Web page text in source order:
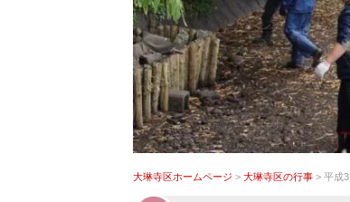
大琳寺区ホームページ > 大琳寺区の行事 > 平成